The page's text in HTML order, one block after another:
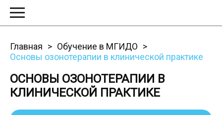
Главная
Обучение в МГИДО
Основы озонотерапии в клинической практике
ОСНОВЫ ОЗОНОТЕРАПИИ В
КЛИНИЧЕСКОЙ ПРАКТИКЕ